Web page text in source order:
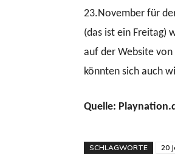
23.November für
(das ist ein Freitag)
auf der Website
könnten sich auch
Quelle:
SCHLAGWORTE 20